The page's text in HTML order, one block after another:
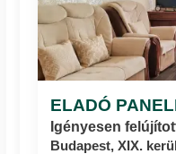
ELADÓ
Igényesen
Budapest, XIX.